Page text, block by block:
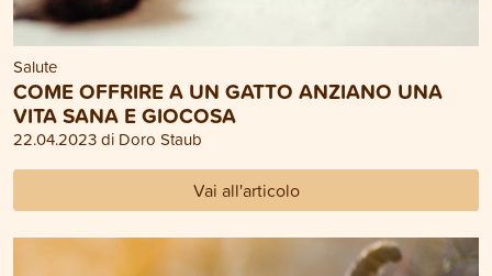
Salute
COME OFFRIRE A UN GATTO ANZIANO UNA
VITA SANA E GIOCOSA
22.04.2023 di Doro Staub
Vai all'articolo